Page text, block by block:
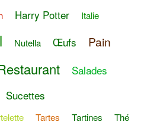
Harry Potter Italie
Nutella Œufs Pain
Salades
Sucettes
Tartes Tartines Thé